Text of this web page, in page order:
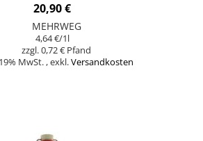
20,90 €
MEHRWEG
4,64 €/1l
0,72 €
MwSt. ,exkl.Versandkosten